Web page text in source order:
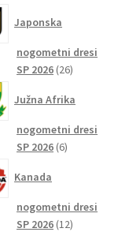
Japonska
nogometni dresi
SP 2026 2626
Južna Afrika
nogometni dresi
SP 2026 66
Kanada
nogometni dresi
SP 2026 1212